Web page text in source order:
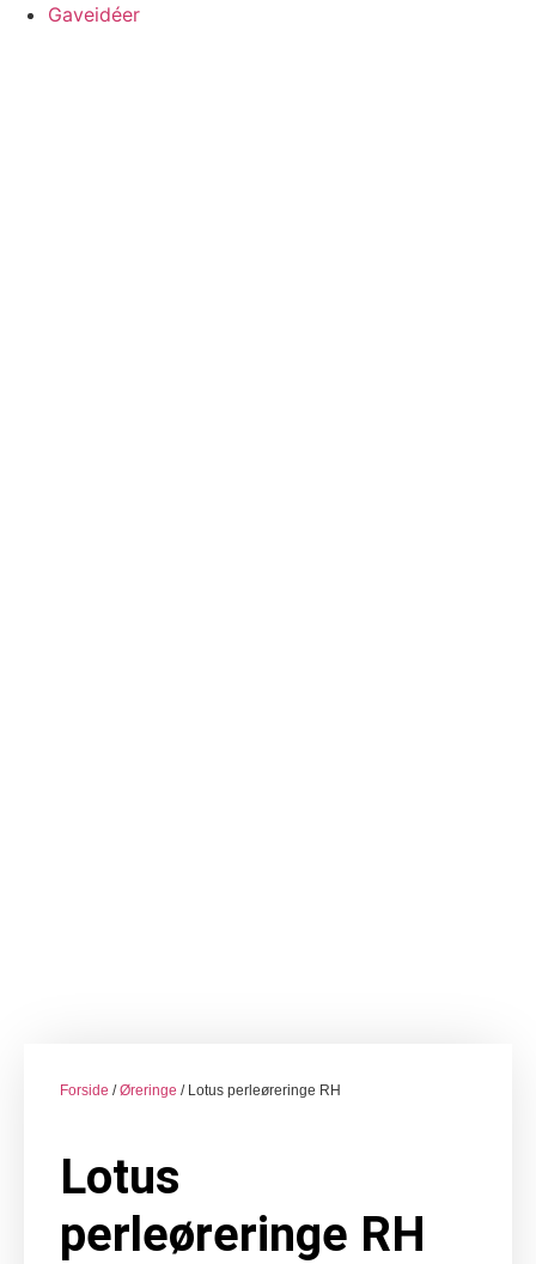
Gaveidéer
Forside /Øreringe / Lotus perleøreringe RH
Lotus
perleøreringe RH